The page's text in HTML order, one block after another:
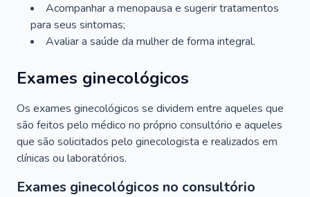
Acompanhar a menopausa e sugerir tratamentos
para seus sintomas;
Avaliar a saúde da mulher de forma integral.
Exames ginecológicos
Os exames ginecológicos se dividem entre aqueles que
são feitos pelo médico no próprio consultório e aqueles
que são solicitados pelo ginecologista e realizados em
clínicas ou laboratórios.
Exames ginecológicos no consultório